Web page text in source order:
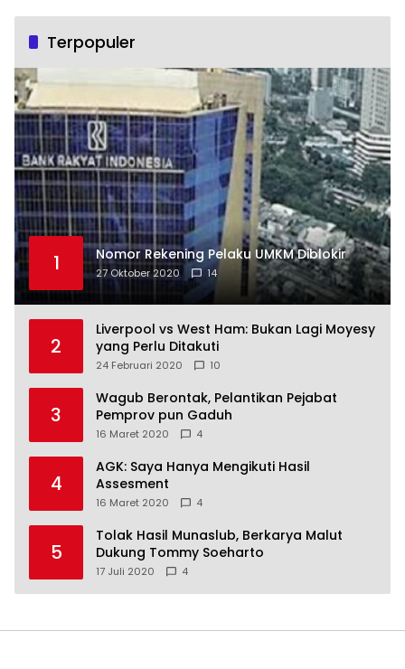
Terpopuler
1 Nomor Rekening Pelaku UMKM Diblokir
27 Oktober 2020 14
2
Liverpool vs West Ham: Bukan Lagi Moyesy
yang Perlu Ditakuti
24 Februari 2020 10
3
Wagub Berontak, Pelantikan Pejabat
Pemprov pun Gaduh
16 Maret 2020 4
4
AGK: Saya Hanya Mengikuti Hasil
Assesment
16 Maret 2020 4
5
Tolak Hasil Munaslub, Berkarya Malut
Dukung Tommy Soeharto
17 Juli 2020 4